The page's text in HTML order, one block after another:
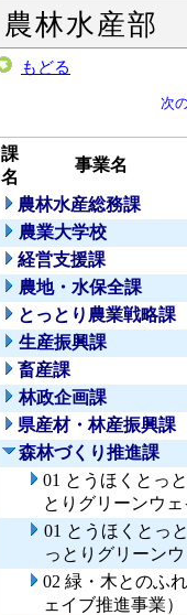
農林水産部
もどる
次
課
名
事業名
農林水産総務課
農業大学校
経営支援課
農地・水保全課
とっとり農業戦略課
生産振興課
畜産課
林政企画課
県産材・林産振興課
森林づくり推進課
01 とうほくとっ
とりグリーンウ
01 とうほくとっ
っとりグリーン
02 緑・木とのふ
ェイブ推進事業）